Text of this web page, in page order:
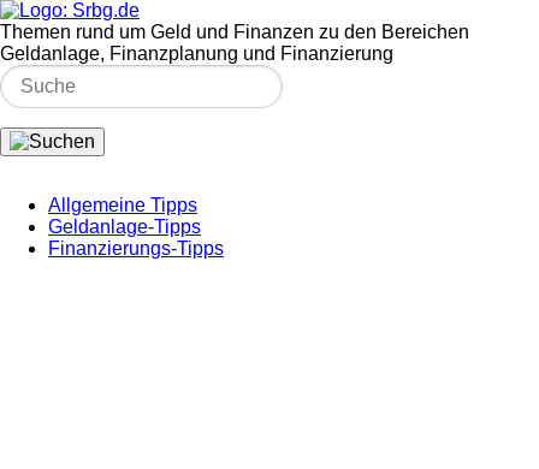
Themen rund um Geld und Finanzen zu den Bereichen
Geldanlage, Finanzplanung und Finanzierung
Allgemeine Tipps
Geldanlage-Tipps
Finanzierungs-Tipps